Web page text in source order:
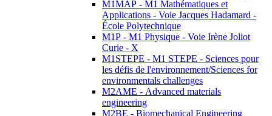
M1MAP - M1 Mathématiques et
Applications - Voie Jacques Hadamard -
École Polytechnique
M1P - M1 Physique - Voie Irène Joliot
Curie - X
M1STEPE - M1 STEPE - Sciences pour
les défis de l'environnement/Sciences for
environmentals challenges
M2AME - Advanced materials
engineering
M2BE - Biomechanical Engineering